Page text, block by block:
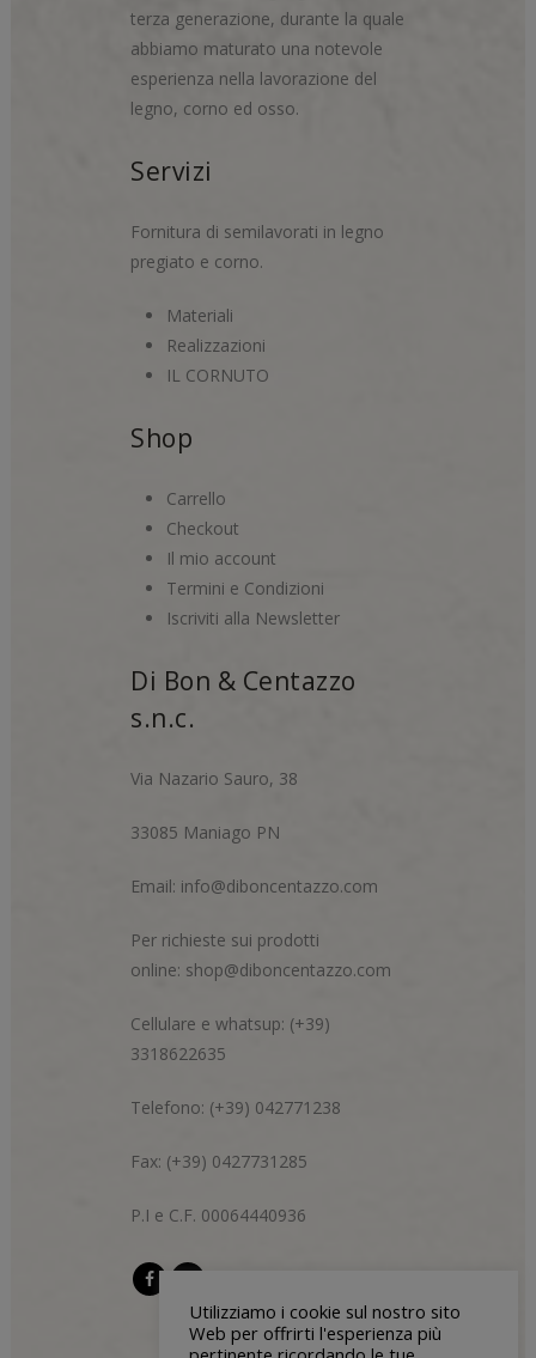
terza generazione, durante la quale
abbiamo maturato una notevole
esperienza nella lavorazione del
legno, corno ed osso.
Servizi
Fornitura di semilavorati in legno
pregiato e corno.
Materiali
Realizzazioni
IL CORNUTO
Shop
Carrello
Checkout
Il mio account
Termini e Condizioni
Iscriviti alla Newsletter
Di Bon & Centazzo
s.n.c.
Via Nazario Sauro, 38
33085 Maniago PN
Email: info@diboncentazzo.com
Per richieste sui prodotti
online: shop@diboncentazzo.com
Cellulare e whatsup: (+39)
3318622635
Telefono: (+39) 042771238
Fax: (+39) 0427731285
P.I e C.F. 00064440936
Utilizziamo i cookie sul nostro sito
Web per offrirti l'esperienza più